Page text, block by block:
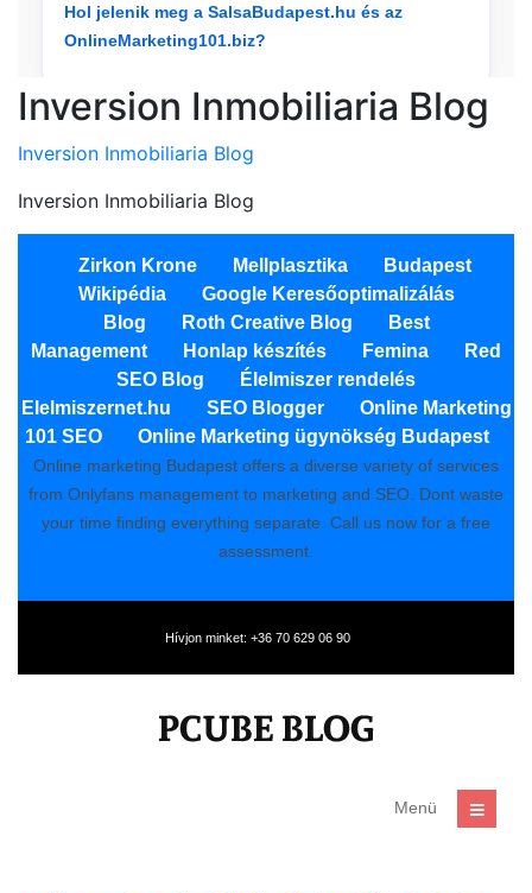
Inversion Inmobiliaria Blog
Inversion Inmobiliaria Blog
Inversion Inmobiliaria Blog